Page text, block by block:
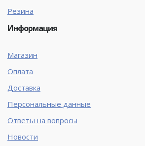
Резина
Информация
Магазин
Оплата
Доставка
Персональные данные
Ответы на вопросы
Новости